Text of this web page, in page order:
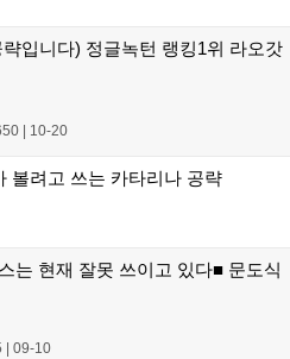
입니다) 정글녹턴 랭킹1위 라오갓
10-20
볼려고 쓰는 카타리나 공략
는 현재 잘못 쓰이고 있다■ 문도식
| 09-10